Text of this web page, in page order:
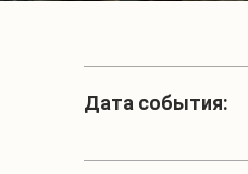
Дата события: